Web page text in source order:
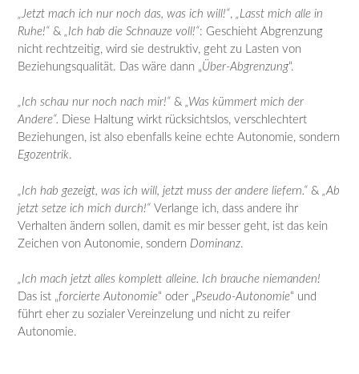
„Jetzt mach ich nur noch das, was ich will!“,
„Lasst mich alle in
Ruhe!“ & „Ich hab die Schnauze voll!“: Geschieht Abgrenzung
nicht rechtzeitig, wird sie destruktiv, geht zu Lasten von
Beziehungsqualität. Das wäre dann „Über-Abgrenzung“.
„Ich schau nur noch nach mir!“ & „Was kümmert mich der
Andere“. Diese Haltung wirkt rücksichtslos, verschlechtert
Beziehungen, ist also ebenfalls keine echte Autonomie, sondern
Egozentrik.
„Ich hab gezeigt, was ich will, jetzt muss der andere liefern.“ &
„Ab
jetzt setze ich mich durch!“ Verlange ich, dass andere ihr
Verhalten ändern sollen, damit es mir besser geht, ist das kein
Zeichen von Autonomie, sondern Dominanz.
„Ich mach jetzt alles komplett alleine. Ich brauche niemanden!
Das ist „forcierte Autonomie“ oder „Pseudo-Autonomie“ und
führt eher zu sozialer Vereinzelung und nicht zu reifer
Autonomie.